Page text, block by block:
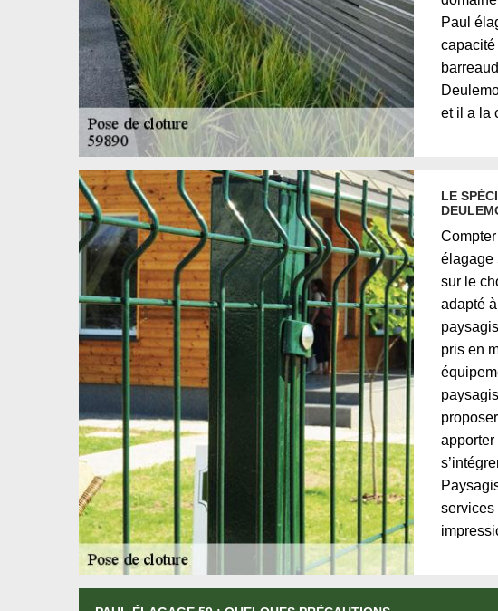
Paul
capacité
et il a la
LE
élagage
sur le
adapté
pris en
apporter
services